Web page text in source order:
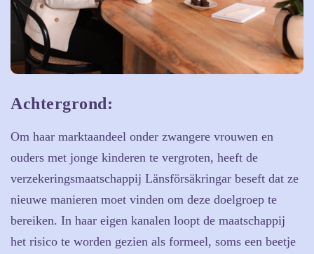
Achtergrond:
Om haar marktaandeel onder zwangere vrouwen en
ouders met jonge kinderen te vergroten, heeft de
verzekeringsmaatschappij Länsförsäkringar beseft dat ze
nieuwe manieren moet vinden om deze doelgroep te
bereiken. In haar eigen kanalen loopt de maatschappij
het risico te worden gezien als formeel, soms een beetje